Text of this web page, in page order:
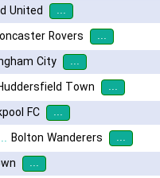
United ...
Rovers ...
City ...
Town ...
FC ...
.. Bolton Wanderers ...
...